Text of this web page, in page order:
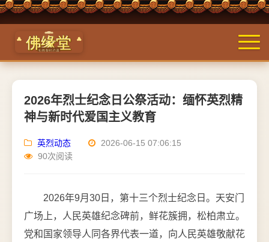
2026年烈士纪念日公祭活动：缅怀英烈精
神与新时代爱国主义教育
英烈动态
2026-06-15 07:06:15
90次阅读
2026年9月30日，第十三个烈士纪念日。天安门
广场上，人民英雄纪念碑前，鲜花簇拥，松柏肃立。
党和国家领导人同各界代表一道，向人民英雄敬献花